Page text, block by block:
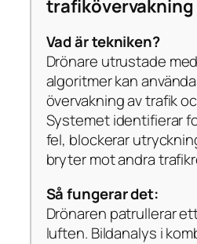
trafikövervakning
Vad är tekniken?
Drönare utrustade
algoritmer kan
övervakning av trafik
Systemet identifierar
fel, blockerar
bryter mot andra
Så fungerar det:
Drönaren patrullerar
luften. Bildanalys i